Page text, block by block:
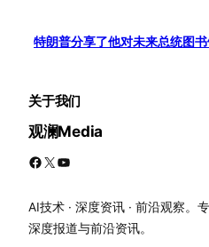
特朗普分享了他对未来总统图
关于我们
观澜Media
Facebook X YouTube
AI技术 · 深度资讯 · 前沿观察。
深度报道与前沿资讯。